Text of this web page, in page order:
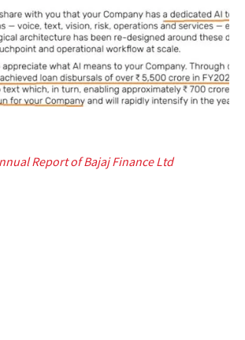
Report of Bajaj Finance Ltd